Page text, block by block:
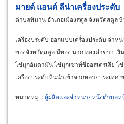
มายด์ แอนด์ ลีน่าเครื่องประดับ
ตำบลพิมาน อำเภอเมืองสตูล จังหวัดสตูล
เครื่องประดับ ออกแบบเครื่องประดับ จำห
ของจังหวัดสตูล มีทอง นาก ทองคำขาว เ
ไข่มุกอันดามัน ไข่มุกเซาท์ซีออสเตรเลีย ไ
เครื่องประดับหินนำเข้าจากหลายประเท
จากฟาร์มโดยตรง
หมวดหมู่ :ผู้ผลิตและจำหน่ายหนึ่งตำบล